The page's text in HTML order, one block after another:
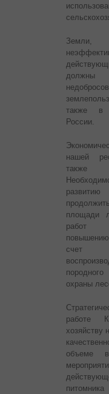
также в
России.
нашей
также
площади
работ
счет
охраны
работе
хозяйству
объеме